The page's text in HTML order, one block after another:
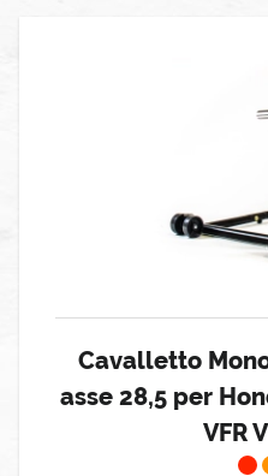
Cavalletto
asse 28,5 per
VFR